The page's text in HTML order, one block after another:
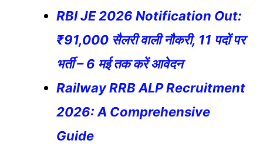
RBI JE 2026 Notification Out:
₹91,000 सैलरी वाली नौकरी, 11 पदों पर
भर्ती – 6 मई तक करें आवेदन
Railway RRB ALP Recruitment
2026: A Comprehensive
Guide